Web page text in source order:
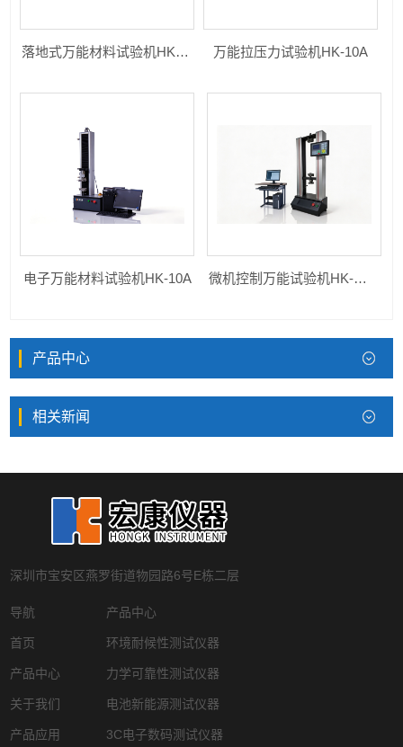
落地式万能材料试验机HK-WD-10B-200B 万能拉压力试验机HK-10A
电子万能材料试验机HK-10A 微机控制万能试验机HK-WD系列
产品中心
相关新闻
深圳市宝安区燕罗街道物园路6号E栋二层
导航
首页
产品中心
关于我们
产品应用
产品中心
环境耐候性测试仪器
力学可靠性测试仪器
电池新能源测试仪器
3C电子数码测试仪器